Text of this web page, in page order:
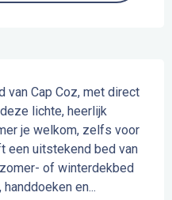
van Cap Coz, met direct
lichte, heerlijk
je welkom, zelfs voor
een uitstekend bed van
of winterdekbed
en...